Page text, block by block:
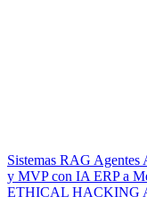
Sistemas RAG Agentes
y MVP con IA ERP a
ETHICAL HACKING